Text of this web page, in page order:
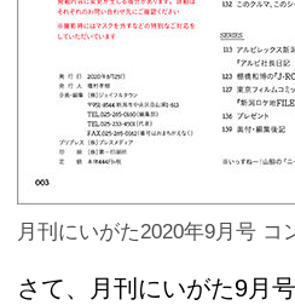
月刊にいがた2020年9月号 コ
さて、月刊にいがた9月